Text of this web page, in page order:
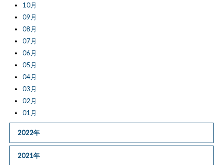
10月
09月
08月
07月
06月
05月
04月
03月
02月
01月
2022年
2021年